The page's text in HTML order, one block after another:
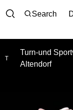
Search
T
Turn-und
Altendorf